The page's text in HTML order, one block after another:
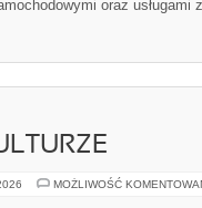
oraz usługami
MOŻLIWOŚĆ